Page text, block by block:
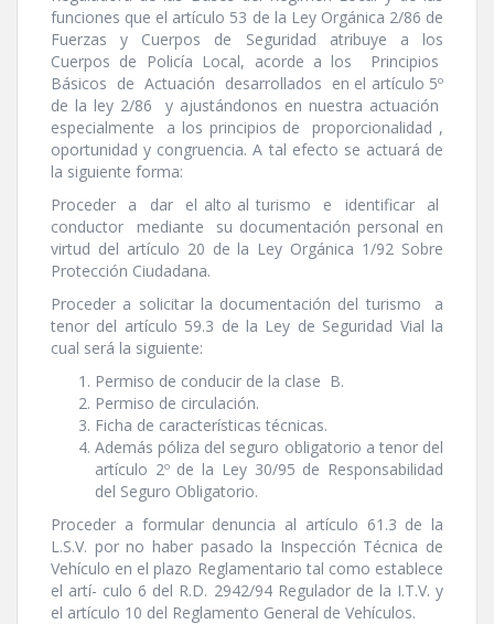
funciones que el artí­culo 53 de la Ley Orgánica 2/86 de
Fuerzas y Cuerpos de Seguridad atribuye a los
Cuerpos de Policí­a Local, acorde a los Principios
Básicos de Actuación desarrollados en el artí­culo 5º
de la ley 2/86 y ajustándonos en nuestra actuación
especialmente a los principios de proporcionalidad ,
oportunidad y congruencia. A tal efecto se actuará de
la siguiente forma:
Proceder a dar el alto al turismo e identificar al
conductor mediante su documentación personal en
virtud del artí­culo 20 de la Ley Orgánica 1/92 Sobre
Protección Ciudadana.
Proceder a solicitar la documentación del turismo a
tenor del artí­culo 59.3 de la Ley de Seguridad Vial la
cual será la siguiente:
Permiso de conducir de la clase B.
Permiso de circulación.
Ficha de caracterí­sticas técnicas.
Además póliza del seguro obligatorio a tenor del
artí­culo 2º de la Ley 30/95 de Responsabilidad
del Seguro Obligatorio.
Proceder a formular denuncia al artí­culo 61.3 de la
L.S.V. por no haber pasado la Inspección Técnica de
Vehí­culo en el plazo Reglamentario tal como establece
el artí­- culo 6 del R.D. 2942/94 Regulador de la I.T.V. y
el artí­culo 10 del Reglamento General de Vehí­culos.